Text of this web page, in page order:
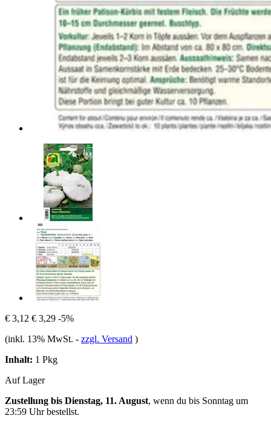
€ 3,12 € 3,29 -5%
(inkl. 13% MwSt. - zzgl. Versand )
Inhalt: 1 Pkg
Auf Lager
Zustellung bis Dienstag, 11. August, wenn du bis Sonntag um
23:59 Uhrbestellst.